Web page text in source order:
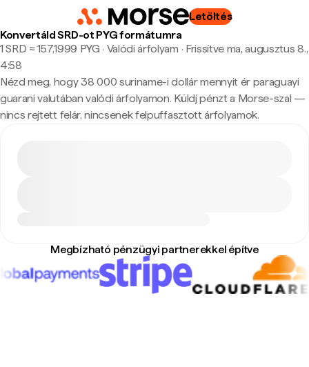
Letöltés
Konvertáld SRD-ot PYG formátumra
1 SRD ≈ 157,1999 PYG · Valódi árfolyam · Frissítve ma, augusztus 8.,
4:58
Nézd meg, hogy 38 000 suriname-i dollár mennyit ér paraguayi
guarani valutában valódi árfolyamon. Küldj pénzt a Morse-szal —
nincs rejtett felár, nincsenek felpuffasztott árfolyamok.
Megbízható pénzügyi partnerekkel építve